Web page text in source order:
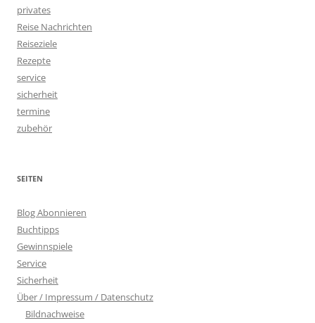
privates
Reise Nachrichten
Reiseziele
Rezepte
service
sicherheit
termine
zubehör
SEITEN
Blog Abonnieren
Buchtipps
Gewinnspiele
Service
Sicherheit
Über / Impressum / Datenschutz
Bildnachweise